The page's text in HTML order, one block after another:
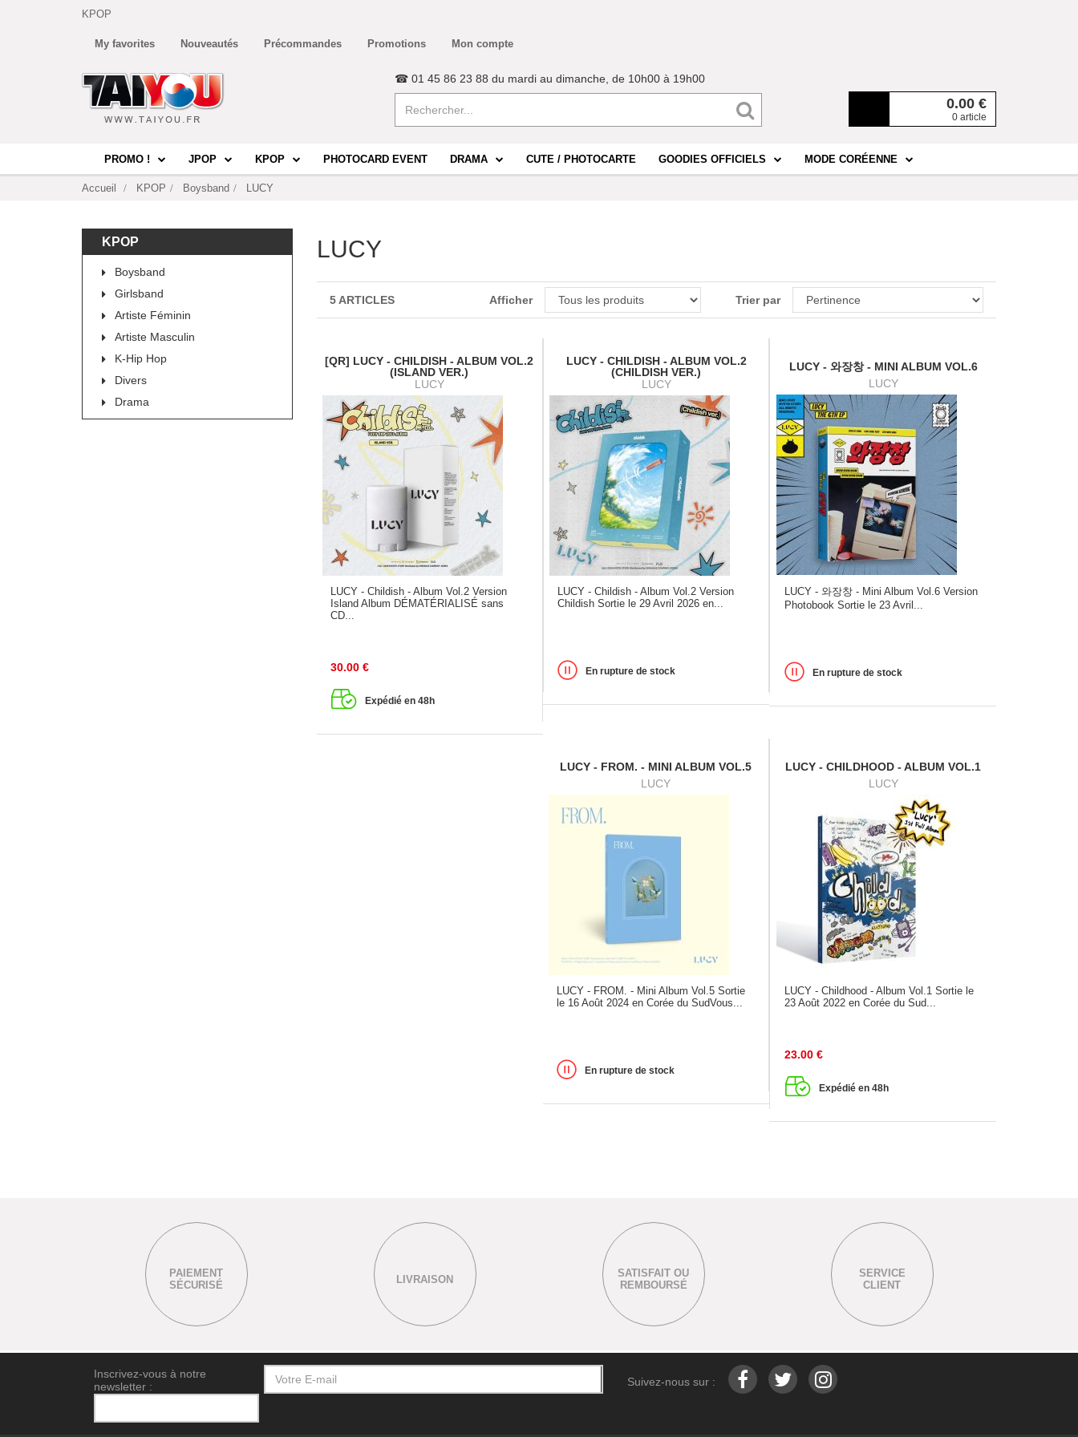
KPOP
My favorites Nouveautés Précommandes Promotions Mon compte
0.00 €
0 article
☎ 01 45 86 23 88 du mardi au dimanche, de 10h00 à 19h00
PROMO ! JPOP KPOP PHOTOCARD EVENT DRAMA CUTE / PHOTOCARTE GOODIES OFFICIELS MODE CORÉENNE
Accueil KPOP Boysband LUCY
KPOP
Boysband
Girlsband
Artiste Féminin
Artiste Masculin
K-Hip Hop
Divers
Drama
LUCY
5 ARTICLES Afficher Trier par
[QR] LUCY - CHILDISH - ALBUM VOL.2
(ISLAND VER.)
LUCY
LUCY - Childish - Album Vol.2 Version
Island Album DÉMATÉRIALISÉ sans
CD...
30.00 €
Expédié en 48h
LUCY - CHILDISH - ALBUM VOL.2
(CHILDISH VER.)
LUCY
LUCY - Childish - Album Vol.2 Version
Childish Sortie le 29 Avril 2026 en...
En rupture de stock
LUCY - 와장창 - MINI ALBUM VOL.6
LUCY
LUCY - 와장창 - Mini Album Vol.6 Version
Photobook Sortie le 23 Avril...
En rupture de stock
LUCY - FROM. - MINI ALBUM VOL.5
LUCY
LUCY - FROM. - Mini Album Vol.5 Sortie
le 16 Août 2024 en Corée du SudVous...
En rupture de stock
LUCY - CHILDHOOD - ALBUM VOL.1
LUCY
LUCY - Childhood - Album Vol.1 Sortie le
23 Août 2022 en Corée du Sud...
23.00 €
Expédié en 48h
PAIEMENT
SÉCURISÉ
LIVRAISON
SATISFAIT OU
REMBOURSÉ
SERVICE
CLIENT
Inscrivez-vous à notre
newsletter :
Suivez-nous sur :